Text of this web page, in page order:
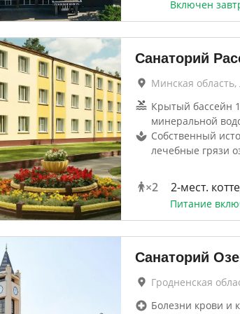
Включен
Санаторий
Минская
Крытый бассейн
минеральной
Собственный
лечебные грязи
×2 2-мест.
Питание
Санаторий
Гродненская
Болезни крови и